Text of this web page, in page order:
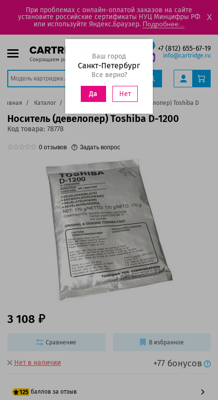
При проблемах с онлайн-оплатой заказов на сайте
установите российские сертификаты НУЦ Минцифры РФ
или используйте Яндекс.Браузер. Подробнее...
X
+7 (812) 655-67-19
info@cartridge.ru
Ваш город
Санкт-Петербург
Все верно?
Да Нет
Главная Каталог Картриджи Носитель (девелопер) Toshiba D-1200
Носитель (девелопер) Toshiba D-1200
Код товара: 78778
0 отзывов Задать вопрос
Нет в наличии +77 бонусов
3 108
125 баллов за отзыв
Сравнение В избранное